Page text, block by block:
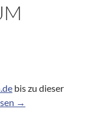
bis zu dieser
zum 17.11.2015
→